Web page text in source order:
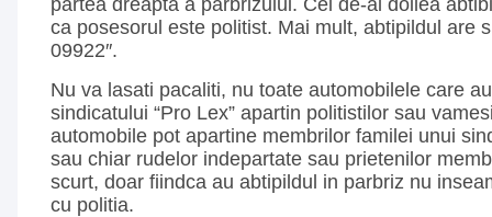
partea dreapta a parbrizului. Cel de-al doilea
ca posesorul este politist. Mai mult, abtipildul are
09922″.
Nu va lasati pacaliti, nu toate automobilele care
sindicatului “Pro Lex” apartin politistilor sau
automobile pot apartine membrilor familei unui
sau chiar rudelor indepartate sau prietenilor
scurt, doar fiindca au abtipildul in parbriz nu
cu politia.